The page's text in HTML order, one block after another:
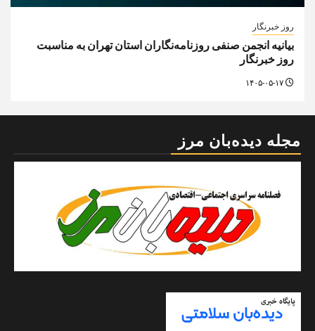
روز خبرنگار
بیانیه انجمن صنفی روزنامه‌نگاران استان تهران به مناسبت
روز خبرنگار
مجله دیده‌بان مرز